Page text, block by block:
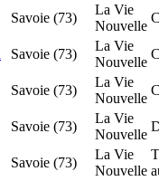
Savoie (73)
La Vie
Nouvelle
Savoie (73)
La Vie
Nouvelle
Savoie (73)
La Vie
Nouvelle
Savoie (73)
La Vie
Nouvelle
Savoie (73)
La Vie
Nouvelle